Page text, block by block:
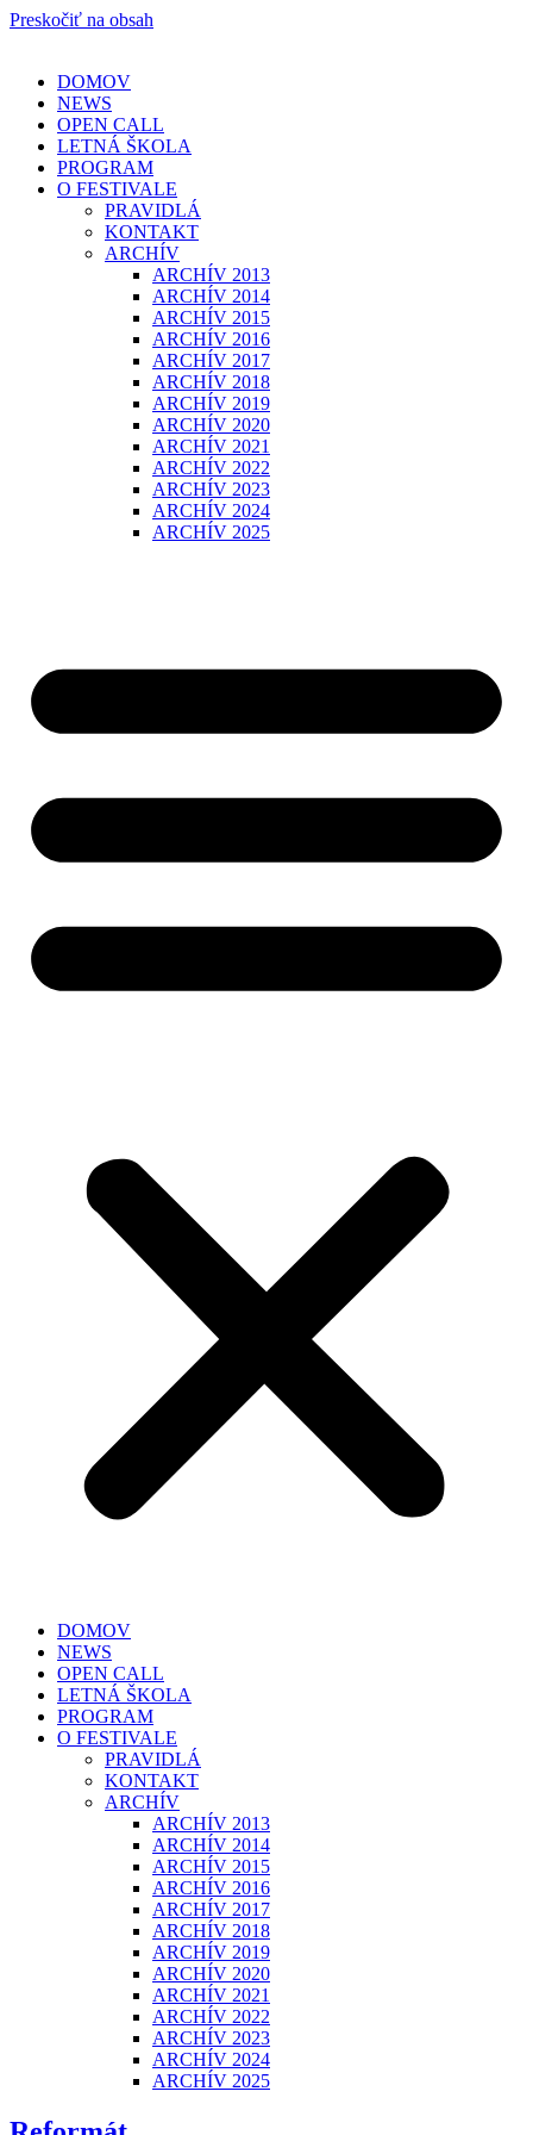
Preskočiť na obsah
DOMOV
NEWS
OPEN CALL
LETNÁ ŠKOLA
PROGRAM
O FESTIVALE
PRAVIDLÁ
KONTAKT
ARCHÍV
ARCHÍV 2013
ARCHÍV 2014
ARCHÍV 2015
ARCHÍV 2016
ARCHÍV 2017
ARCHÍV 2018
ARCHÍV 2019
ARCHÍV 2020
ARCHÍV 2021
ARCHÍV 2022
ARCHÍV 2023
ARCHÍV 2024
ARCHÍV 2025
DOMOV
NEWS
OPEN CALL
LETNÁ ŠKOLA
PROGRAM
O FESTIVALE
PRAVIDLÁ
KONTAKT
ARCHÍV
ARCHÍV 2013
ARCHÍV 2014
ARCHÍV 2015
ARCHÍV 2016
ARCHÍV 2017
ARCHÍV 2018
ARCHÍV 2019
ARCHÍV 2020
ARCHÍV 2021
ARCHÍV 2022
ARCHÍV 2023
ARCHÍV 2024
ARCHÍV 2025